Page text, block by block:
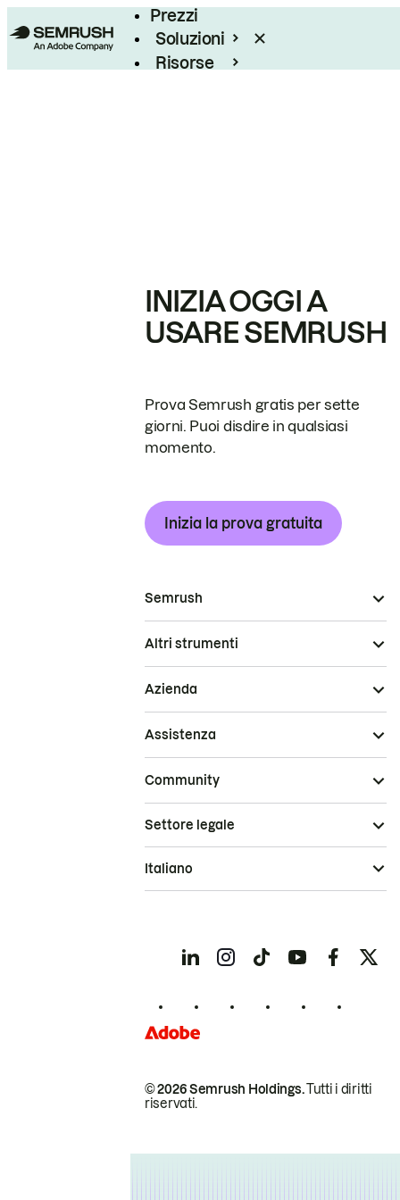
Prezzi
Soluzioni
Risorse
INIZIA OGGI A
USARE SEMRUSH
Prova Semrush gratis per sette
giorni. Puoi disdire in qualsiasi
momento.
Inizia la prova gratuita
Semrush
Altri strumenti
Azienda
Assistenza
Community
© 2026 Semrush Holdings.Tutti i diritti
riservati.
Settore legale
Italiano